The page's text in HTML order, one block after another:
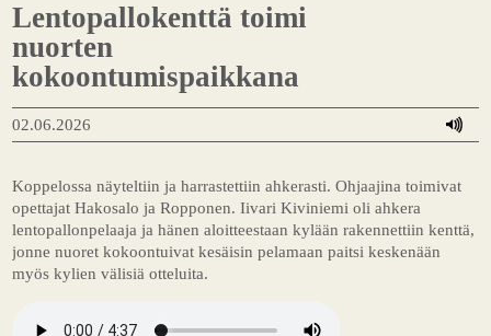
Lentopallokenttä toimi
nuorten
kokoontumispaikkana
02.06.2026
Koppelossa näyteltiin ja harrastettiin ahkerasti. Ohjaajina toimivat
opettajat Hakosalo ja Ropponen. Iivari Kiviniemi oli ahkera
lentopallonpelaaja ja hänen aloitteestaan kylään rakennettiin kenttä,
jonne nuoret kokoontuivat kesäisin pelamaan paitsi keskenään
myös kylien välisiä otteluita.